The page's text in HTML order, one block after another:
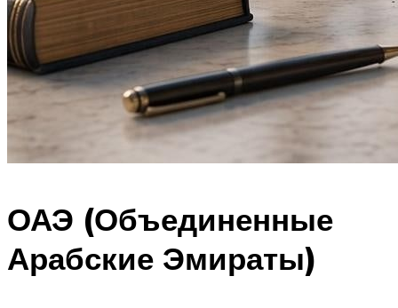
ОАЭ (Объединенные
Арабские Эмираты)